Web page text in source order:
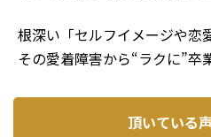
根深い「セルフイメージや恋
その愛着障害から“ラクに”卒
頂いている